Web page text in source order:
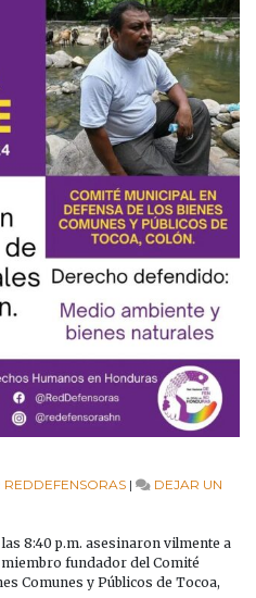
REDDEFENSORAS |
DEJAR UN
8:40 p.m. asesinaron vilmente a
fundador del Comité
Comunes y Públicos de Tocoa,